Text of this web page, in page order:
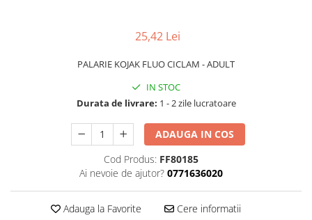
Materiale constructie miniaturale
Pardoseli si textile miniaturale
Plante si Flori miniaturale
Miniaturi alimentare
Bauturi miniaturale
Mancare miniaturala
Figurine miniaturale
25,42 Lei
PALARIE KOJAK FLUO CICLAM - ADULT
IN STOC
Durata de livrare: 1 - 2 zile lucratoare
ADAUGA IN COS
Cod Produs: FF80185
Ai nevoie de ajutor? 0771636020
Adauga la Favorite Cere informatii